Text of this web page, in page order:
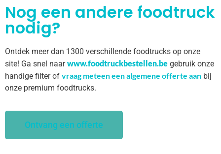
Nog een andere foodtruck
nodig?
Ontdek meer dan 1300 verschillende foodtrucks op onze
site! Ga snel naarwww.foodtruckbestellen.be gebruik onze
handige filter of vraag meteen een algemene offerte aan bij
onze premium foodtrucks.
Ontvang een offerte